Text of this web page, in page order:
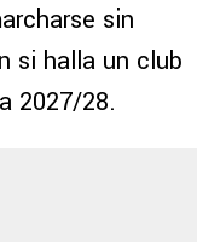
sin
si halla un club
2027/28.